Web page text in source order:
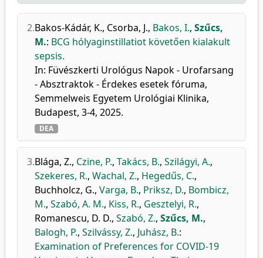
2.Bakos-Kádár, K., Csorba, J., Bakos, I., Szűcs,
M.: BCG hólyaginstillatiot követően kialakult
sepsis.
In: Füvészkerti Urológus Napok - Urofarsang
- Absztraktok - Érdekes esetek fóruma,
Semmelweis Egyetem Urológiai Klinika,
Budapest, 3-4, 2025.
DEA
3.Blága, Z., Czine, P., Takács, B., Szilágyi, A.,
Szekeres, R., Wachal, Z., Hegedűs, C.,
Buchholcz, G., Varga, B., Priksz, D., Bombicz,
M., Szabó, A. M., Kiss, R., Gesztelyi, R.,
Romanescu, D. D., Szabó, Z., Szűcs, M.,
Balogh, P., Szilvássy, Z., Juhász, B.:
Examination of Preferences for COVID-19